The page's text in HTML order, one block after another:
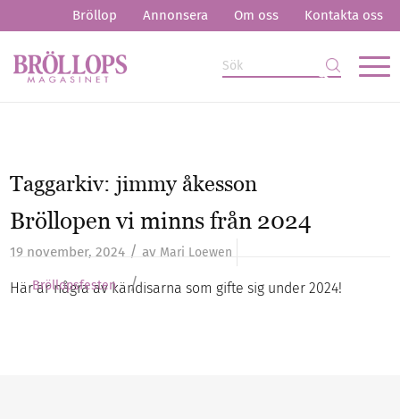
Bröllop Annonsera Om oss Kontakta oss
Taggarkiv:jimmy åkesson
Bröllopen vi minns från 2024
19 november, 2024 / av Mari Loewen
Här är några av kändisarna som gifte sig under 2024!
Bröllopsfesten /